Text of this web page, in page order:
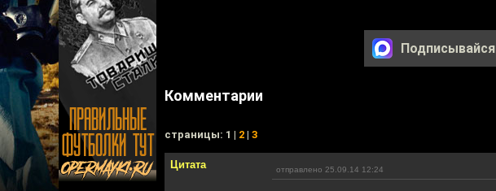
Комментарии
cтраницы: 1 | 2 | 3
Цитата отправлено 25.09.14 12:24